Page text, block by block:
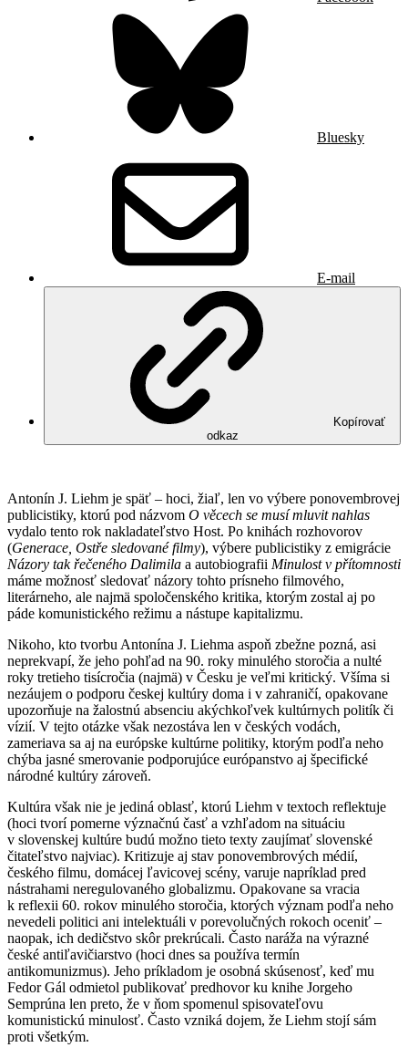
Bluesky
E-mail
Kopírovať
odkaz
Antonín J. Liehm je späť – hoci, žiaľ, len vo výbere ponovembrovej
publicistiky, ktorú pod názvom O věcech se musí mluvit nahlas
vydalo tento rok nakladateľstvo Host. Po knihách rozhovorov
(Generace, Ostře sledované filmy), výbere publicistiky z emigrácie
Názory tak řečeného Dalimila a autobiografii Minulost v přítomnosti
máme možnosť sledovať názory tohto prísneho filmového,
literárneho, ale najmä spoločenského kritika, ktorým zostal aj po
páde komunistického režimu a nástupe kapitalizmu.
Nikoho, kto tvorbu Antonína J. Liehma aspoň zbežne pozná, asi
neprekvapí, že jeho pohľad na 90. roky minulého storočia a nulté
roky tretieho tisícročia (najmä) v Česku je veľmi kritický. Všíma si
nezáujem o podporu českej kultúry doma i v zahraničí, opakovane
upozorňuje na žalostnú absenciu akýchkoľvek kultúrnych politík či
vízií. V tejto otázke však nezostáva len v českých vodách,
zameriava sa aj na európske kultúrne politiky, ktorým podľa neho
chýba jasné smerovanie podporujúce európanstvo aj špecifické
národné kultúry zároveň.
Kultúra však nie je jediná oblasť, ktorú Liehm v textoch reflektuje
(hoci tvorí pomerne význačnú časť a vzhľadom na situáciu
v slovenskej kultúre budú možno tieto texty zaujímať slovenské
čitateľstvo najviac). Kritizuje aj stav ponovembrových médií,
českého filmu, domácej ľavicovej scény, varuje napríklad pred
nástrahami neregulovaného globalizmu. Opakovane sa vracia
k reflexii 60. rokov minulého storočia, ktorých význam podľa neho
nevedeli politici ani intelektuáli v porevolučných rokoch oceniť –
naopak, ich dedičstvo skôr prekrúcali. Často naráža na výrazné
české antiľavičiarstvo (hoci dnes sa používa termín
antikomunizmus). Jeho príkladom je osobná skúsenosť, keď mu
Fedor Gál odmietol publikovať predhovor ku knihe Jorgeho
Semprúna len preto, že v ňom spomenul spisovateľovu
komunistickú minulosť. Často vzniká dojem, že Liehm stojí sám
proti všetkým.